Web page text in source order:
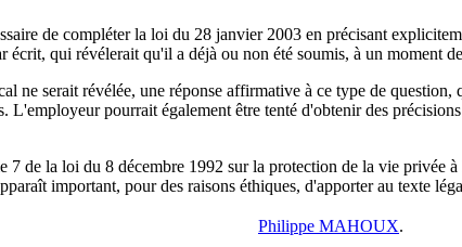
de compléter la loi du 28 janvier 2003 en précisant
qui révélerait qu'il a déjà ou non été soumis, à un moment
ne serait révélée, une réponse affirmative à ce type de
pourrait également être tenté d'obtenir des
de la loi du 8 décembre 1992 sur la protection de la vie privée à
important, pour des raisons éthiques, d'apporter au texte
Philippe MAHOUX.